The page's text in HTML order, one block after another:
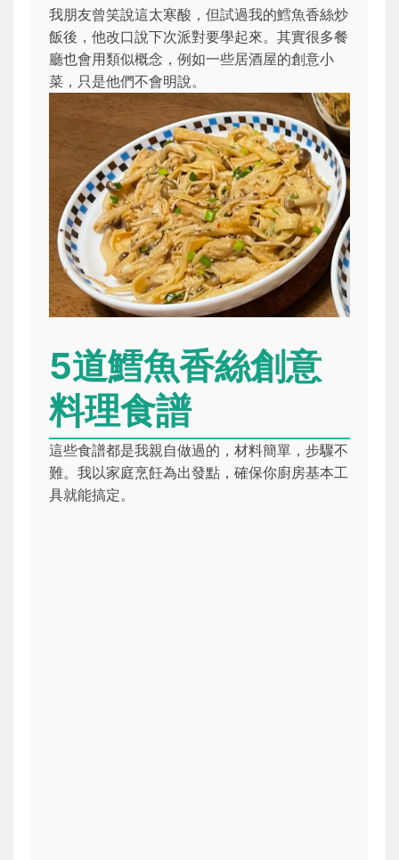
我朋友曾笑說這太寒酸，但試過我的鱈魚香絲炒
飯後，他改口說下次派對要學起來。其實很多餐
廳也會用類似概念，例如一些居酒屋的創意小
菜，只是他們不會明說。
5道鱈魚香絲創意
料理食譜
這些食譜都是我親自做過的，材料簡單，步驟不
難。我以家庭烹飪為出發點，確保你廚房基本工
具就能搞定。